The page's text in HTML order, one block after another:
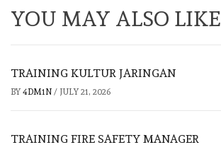
YOU MAY ALSO LIKE
TRAINING KULTUR JARINGAN
BY 4DM1N / JULY 21, 2026
TRAINING FIRE SAFETY MANAGER